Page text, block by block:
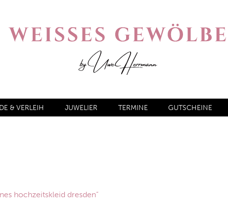
& VERLEIH JUWELIER TERMINE GUTSCHEINE
hochzeitskleid dresden“